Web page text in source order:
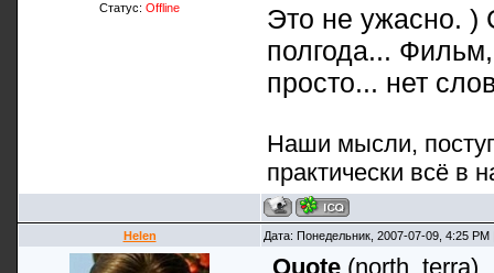
Статус: Offline
Это не ужасно. )
полгода...
просто... нет
Наши мысли,
практически всё в
Helen Дата: Понедельник, 2007-07-09, 4:25
Quote (north_terra)